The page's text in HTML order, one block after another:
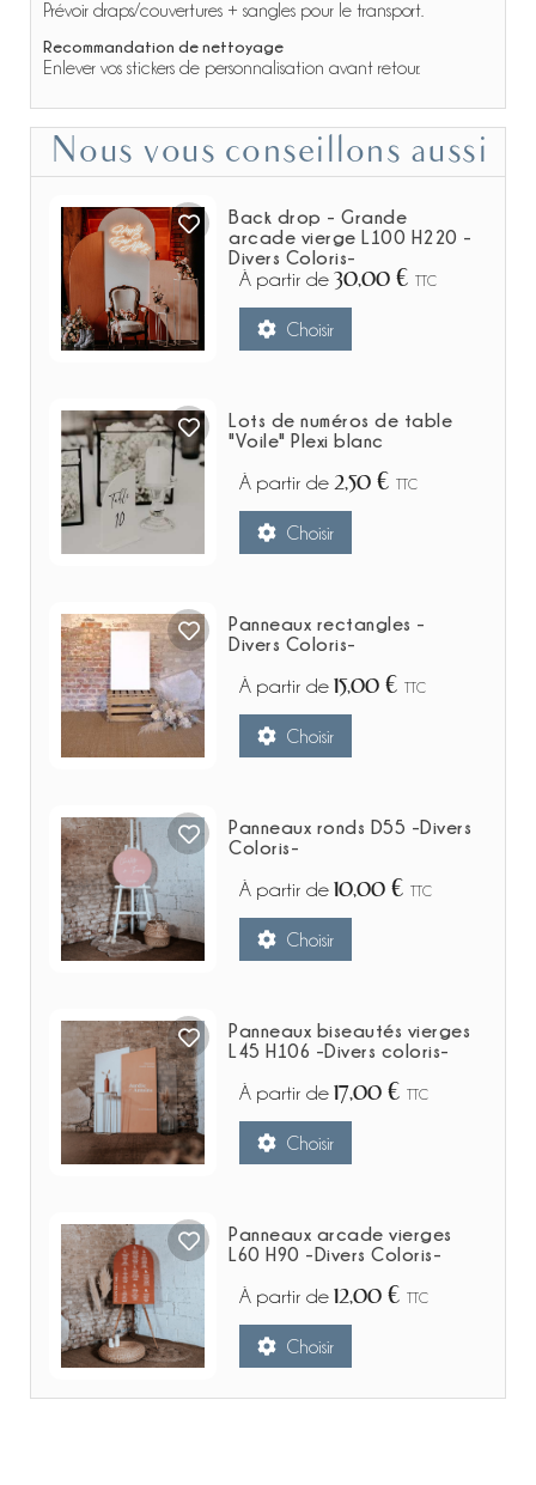
Prévoir draps/couvertures + sangles pour le transport.
Recommandation de nettoyage
Enlever vos stickers de personnalisation avant retour.
Nous vous conseillons aussi
Back drop - Grande
arcade vierge L100 H220 -
Divers Coloris-
À partir de 30,00 € TTC
Choisir
Lots de numéros de table
"Voile" Plexi blanc
À partir de 2,50 € TTC
Choisir
Panneaux rectangles -
Divers Coloris-
À partir de 15,00 € TTC
Choisir
Panneaux ronds D55 -Divers
Coloris-
À partir de 10,00 € TTC
Choisir
Panneaux biseautés vierges
L45 H106 -Divers coloris-
À partir de 17,00 € TTC
Choisir
Panneaux arcade vierges
L60 H90 -Divers Coloris-
À partir de 12,00 € TTC
Choisir